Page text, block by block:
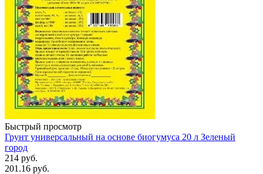
Быстрый просмотр
Грунт универсальный на основе биогумуса 20 л Зеленый
город
214 руб.
201.16 руб.